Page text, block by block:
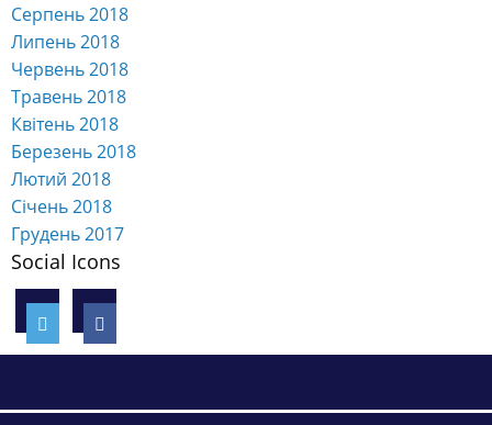
Серпень 2018
Липень 2018
Червень 2018
Травень 2018
Квітень 2018
Березень 2018
Лютий 2018
Січень 2018
Грудень 2017
Social Icons